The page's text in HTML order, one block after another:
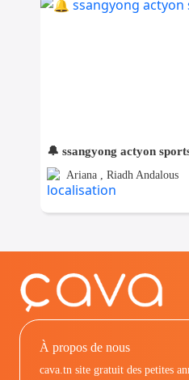
🔔 ssangyong actyon
Ariana , Riadh Andalous
À propos de nous
cava.tn site gratuit des petites